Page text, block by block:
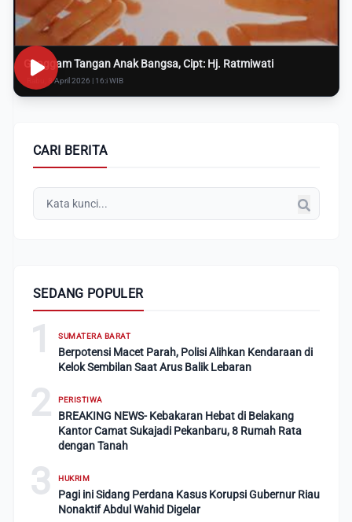
Genggam Tangan Anak Bangsa, Cipt: Hj. Ratmiwati
Rabu, 8 April 2026 | 16:i WIB
CARI BERITA
SEDANG POPULER
1 SUMATERA BARAT
Berpotensi Macet Parah, Polisi Alihkan Kendaraan di
Kelok Sembilan Saat Arus Balik Lebaran
2 PERISTIWA
BREAKING NEWS- Kebakaran Hebat di Belakang
Kantor Camat Sukajadi Pekanbaru, 8 Rumah Rata
dengan Tanah
3 HUKRIM
Pagi ini Sidang Perdana Kasus Korupsi Gubernur Riau
Nonaktif Abdul Wahid Digelar